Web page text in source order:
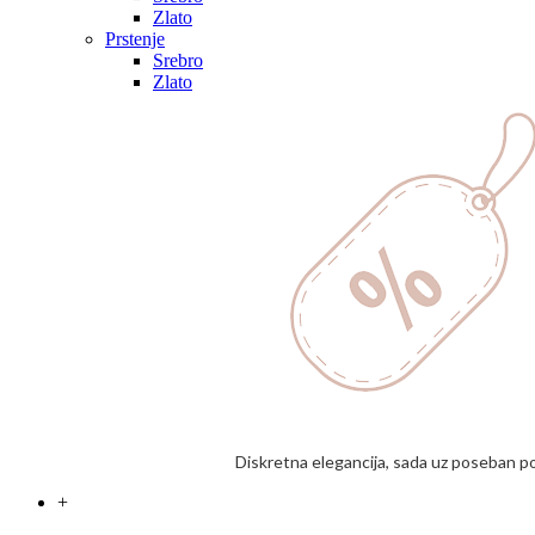
Zlato
Prstenje
Srebro
Zlato
Diskretna elegancija, sada uz poseban
+